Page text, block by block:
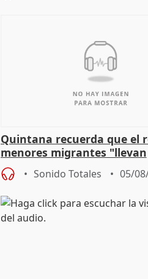
Quintana recuerda que el
menores migrantes "llevan
aportación del Gobierno"
Sonido Totales 05/